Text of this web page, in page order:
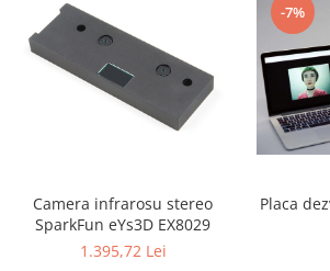
LED
Microcontrollere AVR
PCB - Placute Circuit
Imprimante 3D
Imprimante 3D
3Doodler
Camera infrarosu stereo
SparkFun eYs3D EX8029
1.395,72 Lei
-7%
Placa